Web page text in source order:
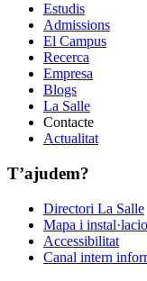
Estudis
Admissions
El Campus
Recerca
Empresa
Blogs
La Salle
Contacte
Actualitat
T’ajudem?
Directori La Salle
Mapa i
Accessibilitat
Canal intern